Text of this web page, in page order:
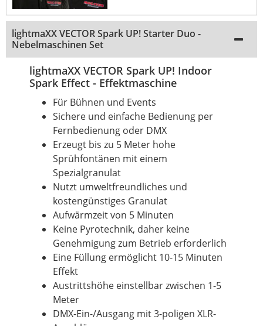
lightmaXX VECTOR Spark UP! Starter Duo -
Nebelmaschinen Set
lightmaXX VECTOR Spark UP! Indoor
Spark Effect - Effektmaschine
Für Bühnen und Events
Sichere und einfache Bedienung per
Fernbedienung oder DMX
Erzeugt bis zu 5 Meter hohe
Sprühfontänen mit einem
Spezialgranulat
Nutzt umweltfreundliches und
kostengünstiges Granulat
Aufwärmzeit von 5 Minuten
Keine Pyrotechnik, daher keine
Genehmigung zum Betrieb erforderlich
Eine Füllung ermöglicht 10-15 Minuten
Effekt
Austrittshöhe einstellbar zwischen 1-5
Meter
DMX-Ein-/Ausgang mit 3-poligen XLR-